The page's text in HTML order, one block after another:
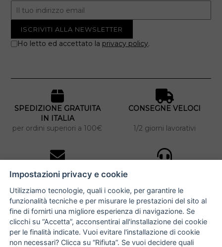
Ho letto ed accettato la privacy policy.
SPEDIZIONE GRATUITA
IN ITALIA
per ordini superiori a 100€
CONSEGNE VELOCI
1/2 giorni lavorativi
iscriviti alla newsletter
per tutti gli ordini
NUCCIA COSTANTINO
Impostazioni privacy e cookie
Utilizziamo tecnologie, quali i cookie, per garantire le
funzionalità tecniche e per misurare le prestazioni del sito al
fine di fornirti una migliore esperienza di navigazione. Se
clicchi su “Accetta”, acconsentirai all'installazione dei cookie
per le finalità indicate. Vuoi evitare l'installazione di cookie
non necessari? Clicca su “Rifiuta”. Se vuoi decidere quali